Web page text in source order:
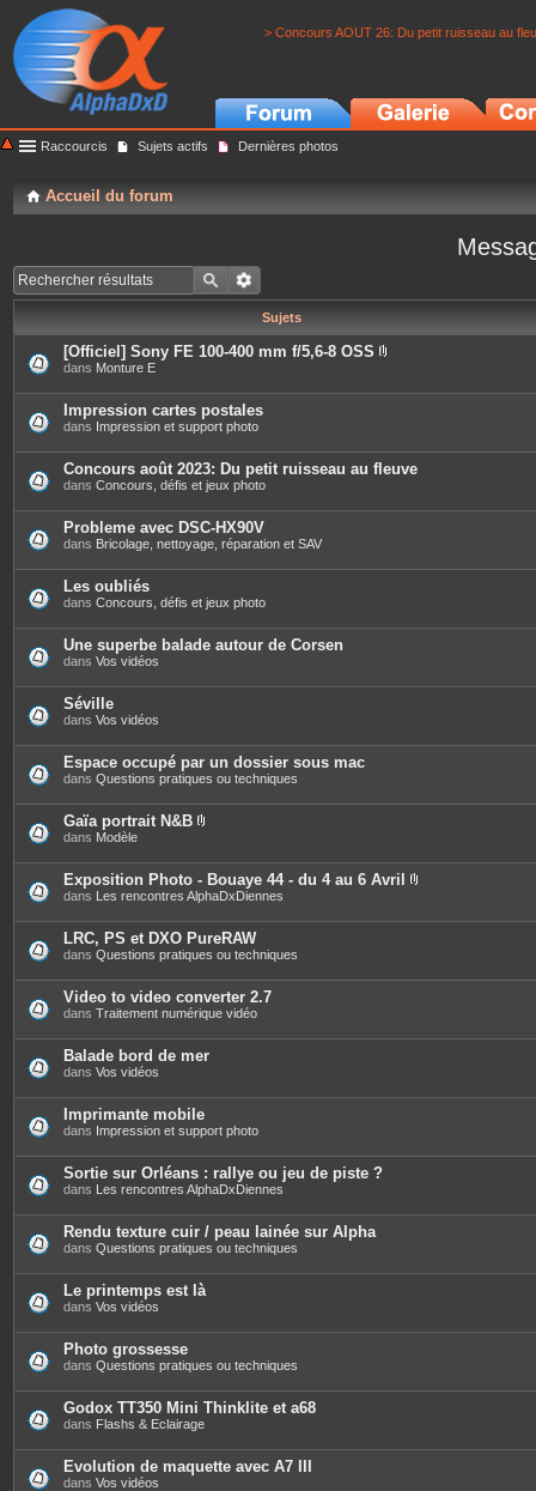
> Concours AOUT 26: Du petit ruisseau au
Raccourcis Sujets actifs Dernières photos
Accueil du forum
Sujets
[Officiel] Sony FE 100-400 mm f/5,6-8 OSS
è
j
o
i
t
dans Monture E
Impression cartes postales
dans Impression et support photo
Concours août 2023: Du petit ruisseau au fleuve
dans Concours, défis et jeux photo
Probleme avec DSC-HX90V
dans Bricolage, nettoyage, réparation et SAV
Les oubliés
dans Concours, défis et jeux photo
Une superbe balade autour de Corsen
dans Vos vidéos
Séville
dans Vos vidéos
Espace occupé par un dossier sous mac
dans Questions pratiques ou techniques
Gaïa portrait N&B
è
c
e
s
j
o
i
n
t
e
s
dans Modèle
Exposition Photo - Bouaye 44 - du 4 au 6 Avril
è
j
t
dans Les rencontres AlphaDxDiennes
LRC, PS et DXO PureRAW
dans Questions pratiques ou techniques
Video to video converter 2.7
dans Traitement numérique vidéo
Balade bord de mer
dans Vos vidéos
Imprimante mobile
dans Impression et support photo
Sortie sur Orléans : rallye ou jeu de piste ?
dans Les rencontres AlphaDxDiennes
Rendu texture cuir / peau lainée sur Alpha
dans Questions pratiques ou techniques
Le printemps est là
dans Vos vidéos
Photo grossesse
dans Questions pratiques ou techniques
Godox TT350 Mini Thinklite et a68
dans Flashs & Eclairage
Evolution de maquette avec A7 III
dans Vos vidéos